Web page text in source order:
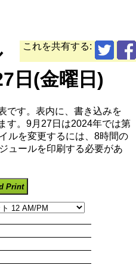
これを共有する:
日(金曜日)
です。表内に、書き込みを
す。9月27日は2024年では第
ルを変更するには、8時間の
ュールを印刷する必要があ
Print